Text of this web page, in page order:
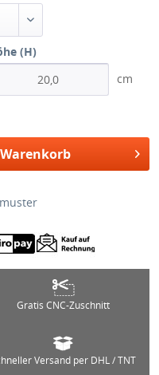
(H)
cm
Gratis CNC-Zuschnitt
Versand per DHL / TNT